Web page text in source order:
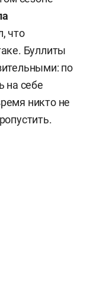
что
Буллиты
по
на себе
никто не